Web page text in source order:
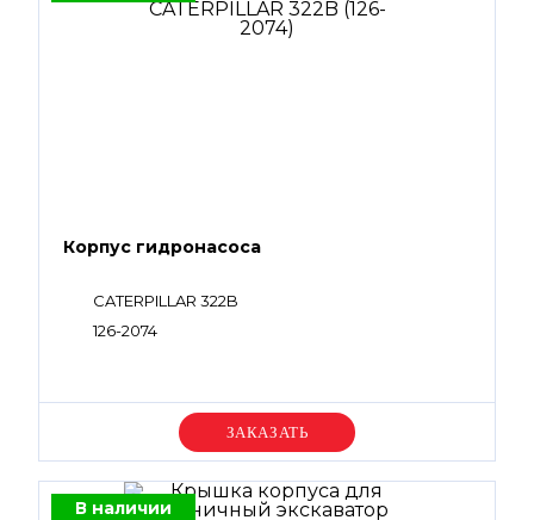
Корпус гидронасоса
CATERPILLAR 322B
126-2074
Уточняйте цену
В наличии